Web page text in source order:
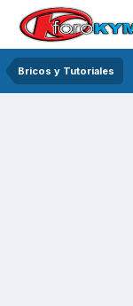
Bricos y Tutoriales